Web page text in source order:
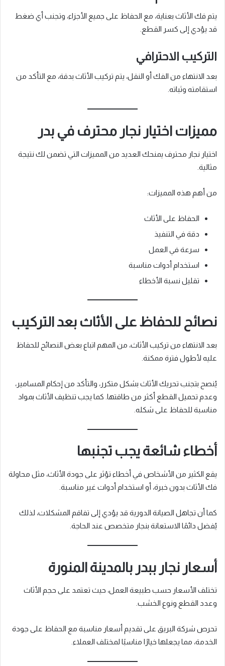
يتم فك الأثاث بعناية، مع الحفاظ على جميع الأجزاء، وتجنب أي ضغط
قد يؤدي إلى كسر القطع.
التركيب الاحترافي
بعد الانتهاء من الفك أو النقل، يتم تركيب الأثاث بدقة، مع التأكد من
استقامته وثباته.
مميزات اختيار نجار محترف في بدر
اختيار نجار محترف يمنحك العديد من المميزات التي تضمن لك نتيجة
مثالية.
من أهم هذه المميزات:
الحفاظ على الأثاث
دقة في التنفيذ
سرعة في العمل
استخدام أدوات مناسبة
تقليل نسبة الأخطاء
نصائح للحفاظ على الأثاث بعد التركيب
بعد الانتهاء من تركيب الأثاث، من المهم اتباع بعض النصائح للحفاظ
عليه لأطول فترة ممكنة.
يُنصح بتجنب تحريك الأثاث بشكل متكرر، والتأكد من إحكام المسامير،
وعدم تحميل القطع أكثر من طاقتها. كما يجب تنظيف الأثاث بمواد
مناسبة للحفاظ على شكله.
أخطاء شائعة يجب تجنبها
يقع الكثير من الأشخاص في أخطاء تؤثر على جودة الأثاث، مثل محاولة
فك الأثاث بدون خبرة، أو استخدام أدوات غير مناسبة.
كما أن تجاهل الصيانة الدورية قد يؤدي إلى تفاقم المشكلات، لذلك
يُفضل دائمًا الاستعانة بنجار متخصص عند الحاجة.
أسعار نجار ببدر بالمدينة المنورة
تختلف الأسعار حسب طبيعة العمل، حيث تعتمد على حجم الأثاث
وعدد القطع ونوع الخشب.
تحرص شركة البريق على تقديم أسعار مناسبة مع الحفاظ على جودة
الخدمة، مما يجعلها خيارًا مناسبًا لمختلف العملاء.